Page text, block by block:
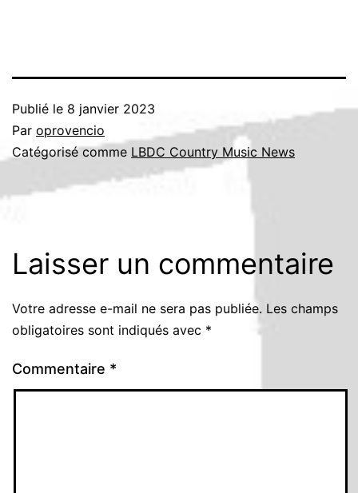
Publié le 8 janvier 2023
Par oprovencio
Catégorisé comme LBDC Country Music News
Laisser un commentaire
Votre adresse e-mail ne sera pas publiée. Les champs
obligatoires sont indiqués avec *
Commentaire *